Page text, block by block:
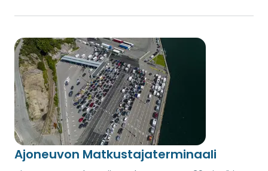
Ajoneuvon Matkustajaterminaali